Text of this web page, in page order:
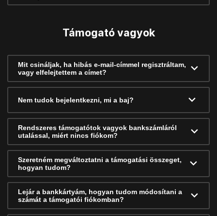
Támogató vagyok
Mit csináljak, ha hibás e-mail-címmel regisztráltam,
vagy elfelejtettem a címet?
Nem tudok bejelentkezni, mi a baj?
Rendszeres támogatótok vagyok bankszámláról
utalással, miért nincs fiókom?
Szeretném megváltoztatni a támogatási összeget,
hogyan tudom?
Lejár a bankkártyám, hogyan tudom módosítani a
számát a támogatói fiókomban?